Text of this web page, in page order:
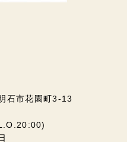
石市花園町3-13